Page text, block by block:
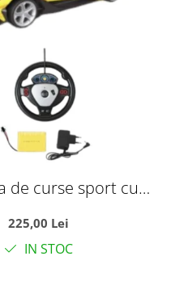
de curse sport cu
acumulator, galben,
35 cm, +6 ani
225,00 Lei
IN STOC